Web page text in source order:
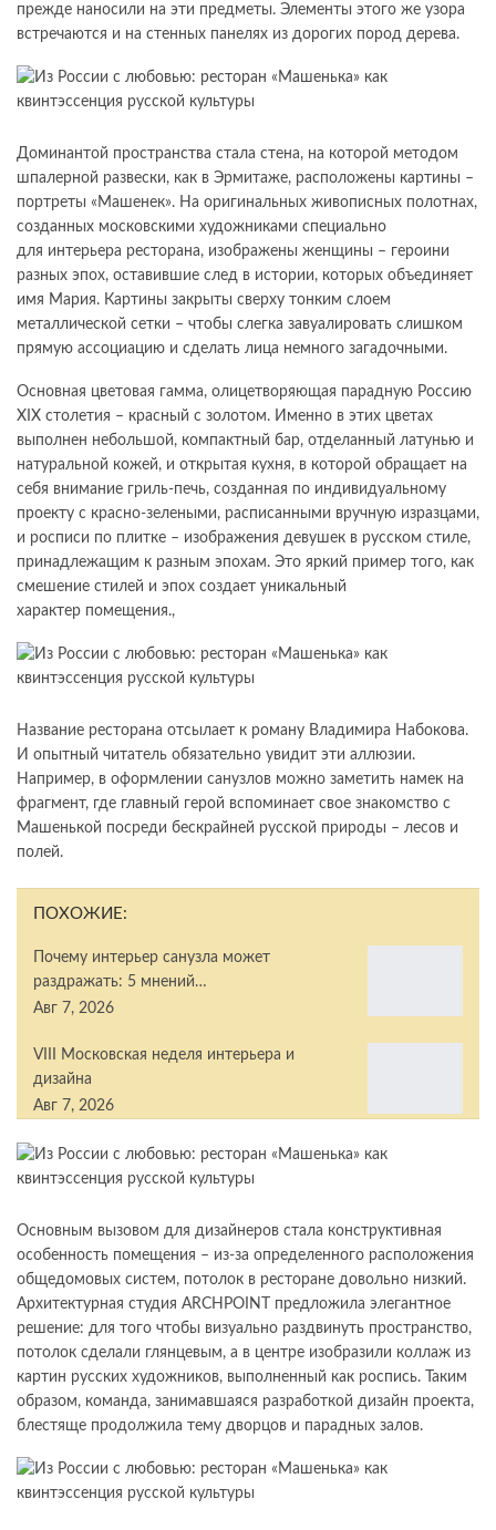
прежде наносили на эти предметы. Элементы этого же узора
встречаются и на стенных панелях из дорогих пород дерева.
Доминантой пространства стала стена, на которой методом
шпалерной развески, как в Эрмитаже, расположены картины –
портреты «Машенек». На оригинальных живописных полотнах,
созданных московскими художниками специально
для интерьера ресторана, изображены женщины – героини
разных эпох, оставившие след в истории, которых объединяет
имя Мария. Картины закрыты сверху тонким слоем
металлической сетки – чтобы слегка завуалировать слишком
прямую ассоциацию и сделать лица немного загадочными.
Основная цветовая гамма, олицетворяющая парадную Россию
XIX столетия – красный с золотом. Именно в этих цветах
выполнен небольшой, компактный бар, отделанный латунью и
натуральной кожей, и открытая кухня, в которой обращает на
себя внимание гриль-печь, созданная по индивидуальному
проекту с красно-зелеными, расписанными вручную изразцами,
и росписи по плитке – изображения девушек в русском стиле,
принадлежащим к разным эпохам. Это яркий пример того, как
смешение стилей и эпох создает уникальный
характер помещения.,
Название ресторана отсылает к роману Владимира Набокова.
И опытный читатель обязательно увидит эти аллюзии.
Например, в оформлении санузлов можно заметить намек на
фрагмент, где главный герой вспоминает свое знакомство с
Машенькой посреди бескрайней русской природы – лесов и
полей.
ПОХОЖИЕ:
Почему интерьер санузла может
раздражать: 5 мнений…
Авг 7, 2026
VIII Московская неделя интерьера и
дизайна
Авг 7, 2026
Основным вызовом для дизайнеров стала конструктивная
особенность помещения – из-за определенного расположения
общедомовых систем, потолок в ресторане довольно низкий.
Архитектурная студия ARCHPOINT предложила элегантное
решение: для того чтобы визуально раздвинуть пространство,
потолок сделали глянцевым, а в центре изобразили коллаж из
картин русских художников, выполненный как роспись. Таким
образом, команда, занимавшаяся разработкой дизайн проекта,
блестяще продолжила тему дворцов и парадных залов.